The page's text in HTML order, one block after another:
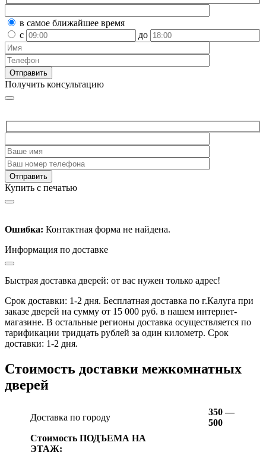
в самое ближайшее время
с
до
Получить консультацию
Купить с печатью
Ошибка: Контактная форма не найдена.
Информация по доставке
Быстрая доставка дверей: от вас нужен только адрес!
Срок доставки: 1-2 дня. Бесплатная доставка по г.Калуга при
заказе дверей на сумму от 15 000 руб. в нашем интернет-
магазине. В остальные регионы доставка осуществляется по
тарификации тридцать рублей за один километр. Срок
доставки: 1-2 дня.
Стоимость доставки межкомнатных
дверей
Доставка по городу
350 —
500
Стоимость ПОДЪЕМА НА
ЭТАЖ: